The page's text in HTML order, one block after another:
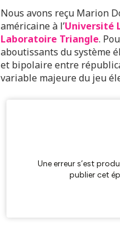
Nous avons reçu Marion
américaine à l’Université
Laboratoire Triangle.
aboutissants du système
et bipolaire entre
variable majeure du jeu